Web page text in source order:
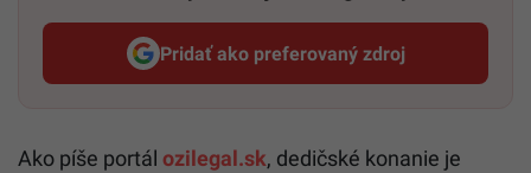
Pridať ako preferovaný zdroj
Startitup, odkaz sa otvorí v
Ako píše portál ozilegal.sk, dedičské konanie je